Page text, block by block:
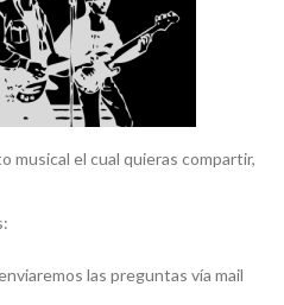
musical el cual quieras compartir,
las preguntas vía mail